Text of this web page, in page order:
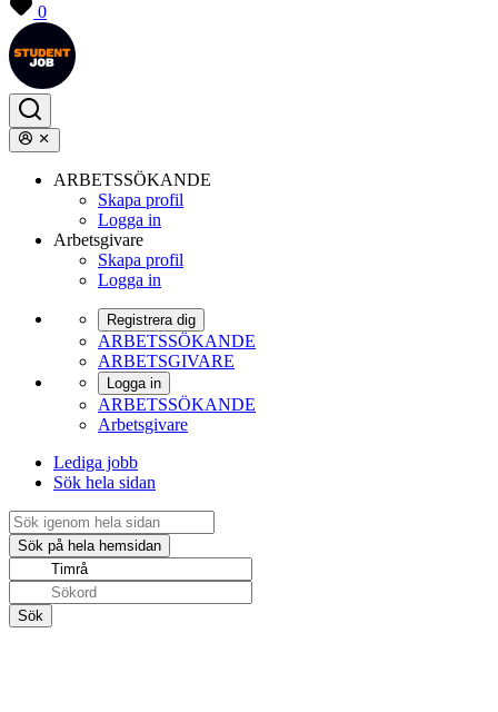
0
ARBETSSÖKANDE
Skapa profil
Logga in
Arbetsgivare
Skapa profil
Logga in
Registrera dig
ARBETSSÖKANDE
ARBETSGIVARE
Logga in
ARBETSSÖKANDE
Arbetsgivare
Lediga jobb
Sök hela sidan